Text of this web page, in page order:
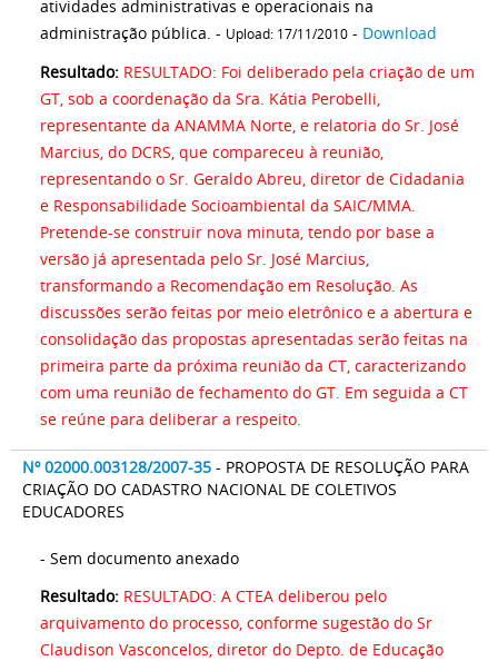
atividades administrativas e operacionais na
administração pública. - Upload: 17/11/2010 - Download
Resultado: RESULTADO: Foi deliberado pela criação de um
GT, sob a coordenação da Sra. Kátia Perobelli,
representante da ANAMMA Norte, e relatoria do Sr. José
Marcius, do DCRS, que compareceu à reunião,
representando o Sr. Geraldo Abreu, diretor de Cidadania
e Responsabilidade Socioambiental da SAIC/MMA.
Pretende-se construir nova minuta, tendo por base a
versão já apresentada pelo Sr. José Marcius,
transformando a Recomendação em Resolução. As
discussões serão feitas por meio eletrônico e a abertura e
consolidação das propostas apresentadas serão feitas na
primeira parte da próxima reunião da CT, caracterizando
com uma reunião de fechamento do GT. Em seguida a CT
se reúne para deliberar a respeito.
Nº 02000.003128/2007-35 - PROPOSTA DE RESOLUÇÃO PARA
CRIAÇÃO DO CADASTRO NACIONAL DE COLETIVOS
EDUCADORES
- Sem documento anexado
Resultado: RESULTADO: A CTEA deliberou pelo
arquivamento do processo, conforme sugestão do Sr
Claudison Vasconcelos, diretor do Depto. de Educação